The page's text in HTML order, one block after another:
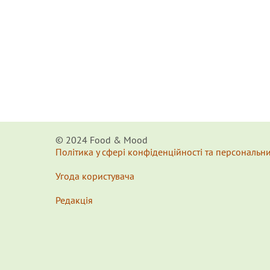
© 2024 Food & Мood
Політика у сфері конфіденційності та
Угода користувача
Редакція